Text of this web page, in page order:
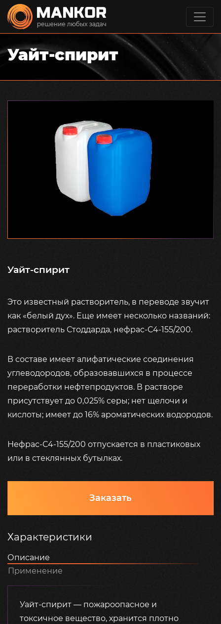
Уайт-спирит
Уайт-спирит
Это известный растворитель, в переводе звучит
как «белый дух». Еще имеет несколько названий:
растворитель Стоддарда, нефрас-С4-155/200.
В составе имеет алифатические соединения
углеводородов, образовавшихся в процессе
переработки нефтепродуктов. В растворе
присутствует до 0,025% серы; нет щелочи и
кислоты; имеет до 16% ароматических водородов.
Нефрас-С4-155/200 отпускается в пластиковых
или в стеклянных бутылках.
Заказать
Характеристики
Описание
Применение
Уайт-спирит — пожароопасное и
токсичное вещество, хранится плотно